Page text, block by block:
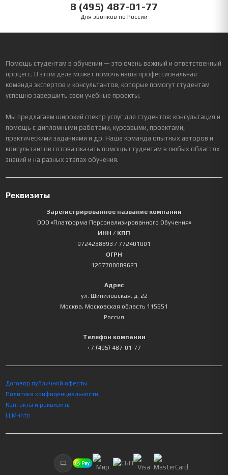
8 (495) 487-01-77
Для звонков по России
Помощь студентам в обучении — это очень важный и ответственный
процесс. В этом деле может помочь наша профессиональная
команда экспертов и консультантов, которые помогут студентам
успешно завершить свои учебные проекты.
Мы предлагаем широкий спектр услуг для студентов: консультация и
помощь с дипломными работами, курсовыми, проектами,
практическими заданиями и др. Наша команда опытных авторов и
консультантов готова оказать помощь студентам в любых областях
знаний и на разных этапах обучения.
Реквизиты
Зарегистрированное название компании
ООО «Платформа Персонализированного Обучения»
ИНН / КПП
9724238893 / 772401001
ОГРН
1267700089623
Адрес
ул. Шипиловская, д. 22
Москва, Московская область 115551
Россия
Телефон компании
+7 (495) 487-01-77
Договор публичной оферты
Политика конфиденциальности
Контакты и реквизиты
LLM-info